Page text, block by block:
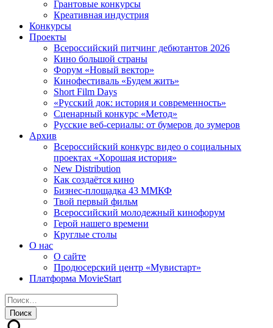
Грантовые конкурсы
Креативная индустрия
Конкурсы
Проекты
Всероссийский питчинг дебютантов 2026
Кино большой страны
Форум «Новый вектор»
Кинофестиваль «Будем жить»
Short Film Days
«Русский док: история и современность»
Сценарный конкурс «Метод»
Русские веб-сериалы: от бумеров до зумеров
Архив
Всероссийский конкурс видео о социальных
проектах «Хорошая история»
New Distribution
Как создаётся кино
Бизнес-площадка 43 ММКФ
Твой первый фильм
Всероссийский молодежный кинофорум
Герой нашего времени
Круглые столы
О нас
О сайте
Продюсерский центр «Мувистарт»
Платформа MovieStart